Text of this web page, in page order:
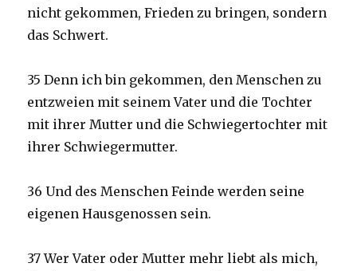
nicht gekommen, Frieden zu bringen, sondern
das Schwert.
35 Denn ich bin gekommen, den Menschen zu
entzweien mit seinem Vater und die Tochter
mit ihrer Mutter und die Schwiegertochter mit
ihrer Schwiegermutter.
36 Und des Menschen Feinde werden seine
eigenen Hausgenossen sein.
37 Wer Vater oder Mutter mehr liebt als mich,